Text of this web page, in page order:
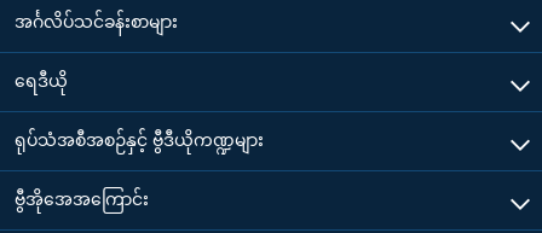
အင်္ဂလိပ်သင်ခန်းစာများ
ရေဒီယို
ရုပ်သံအစီအစဉ်နှင့် ဗွီဒီယိုကဏ္ဍများ
ဗွီအိုအေအကြောင်း